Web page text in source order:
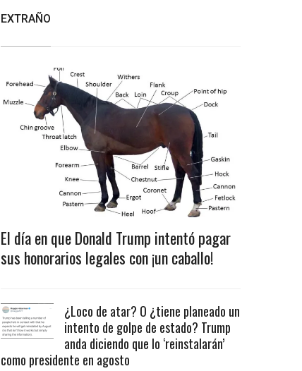
EXTRAÑO
El día en que Donald Trump intentó pagar
sus honorarios legales con ¡un caballo!
¿Loco de atar? O ¿tiene planeado un
intento de golpe de estado? Trump
anda diciendo que lo ‘reinstalarán’
como presidente en agosto